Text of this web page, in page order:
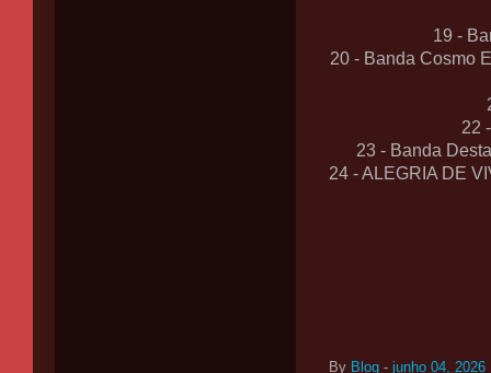
19 -
20 - Banda Cosmo
22
23 - Banda
24 - ALEGRIA DE
By Blog - junho 04, 2026